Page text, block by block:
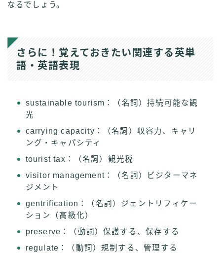
なるでしょう。
さらに！覚えておきたい関連する英単
語・英語表現
sustainable tourism：（名詞）持続可能な観
光
carrying capacity：（名詞）収容力、キャリ
ング・キャパシティ
tourist tax：（名詞）観光税
visitor management：（名詞）ビジターマネ
ジメント
gentrification：（名詞）ジェントリフィケー
ション（高級化）
preserve：（動詞）保護する、保存する
regulate：（動詞）規制する、管理する